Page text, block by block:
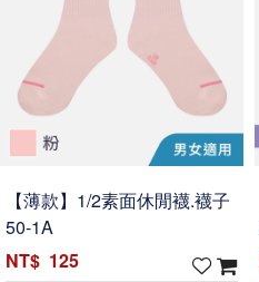
【薄款】1/2素面休閒襪.襪子
50-1A
125